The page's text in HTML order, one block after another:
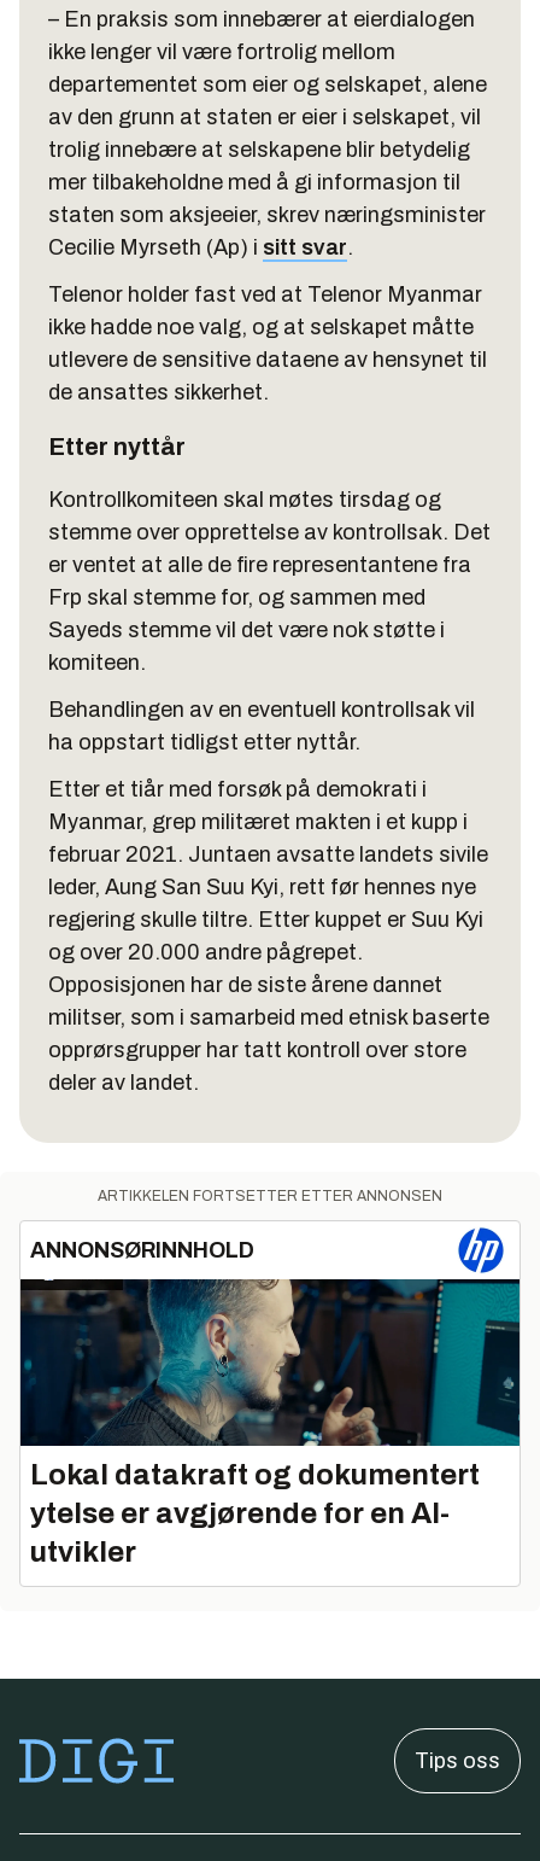
– En praksis som innebærer at eierdialogen
ikke lenger vil være fortrolig mellom
departementet som eier og selskapet, alene
av den grunn at staten er eier i selskapet, vil
trolig innebære at selskapene blir betydelig
mer tilbakeholdne med å gi informasjon til
staten som aksjeeier, skrev næringsminister
Cecilie Myrseth (Ap) i sitt svar.
Telenor holder fast ved at Telenor Myanmar
ikke hadde noe valg, og at selskapet måtte
utlevere de sensitive dataene av hensynet til
de ansattes sikkerhet.
Etter nyttår
Kontrollkomiteen skal møtes tirsdag og
stemme over opprettelse av kontrollsak. Det
er ventet at alle de fire representantene fra
Frp skal stemme for, og sammen med
Sayeds stemme vil det være nok støtte i
komiteen.
Behandlingen av en eventuell kontrollsak vil
ha oppstart tidligst etter nyttår.
Etter et tiår med forsøk på demokrati i
Myanmar, grep militæret makten i et kupp i
februar 2021. Juntaen avsatte landets sivile
leder, Aung San Suu Kyi, rett før hennes nye
regjering skulle tiltre. Etter kuppet er Suu Kyi
og over 20.000 andre pågrepet.
Opposisjonen har de siste årene dannet
militser, som i samarbeid med etnisk baserte
opprørsgrupper har tatt kontroll over store
deler av landet.
ARTIKKELEN FORTSETTER ETTER ANNONSEN
ANNONSØRINNHOLD
Lokal datakraft og dokumentert
ytelse er avgjørende for en AI-
utvikler
Tips oss